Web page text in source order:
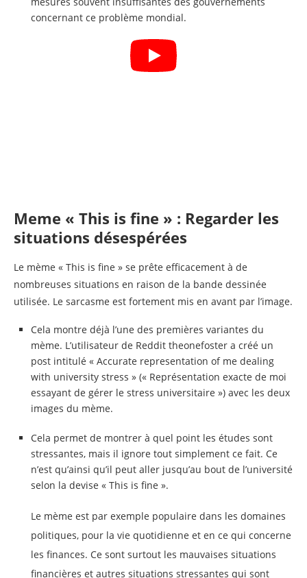
concernant ce problème mondial.
Meme « This is fine » : Regarder les
situations désespérées
Le mème « This is fine » se prête efficacement à de
nombreuses situations en raison de la bande dessinée
utilisée. Le sarcasme est fortement mis en avant par l’image.
Cela montre déjà l’une des premières variantes du
mème. L’utilisateur de Reddit theonefoster a créé un
post intitulé « Accurate representation of me dealing
with university stress » (« Représentation exacte de moi
essayant de gérer le stress universitaire ») avec les deux
images du mème.
Cela permet de montrer à quel point les études sont
stressantes, mais il ignore tout simplement ce fait. Ce
n’est qu’ainsi qu’il peut aller jusqu’au bout de l’université
selon la devise « This is fine ».
Le mème est par exemple populaire dans les domaines
politiques, pour la vie quotidienne et en ce qui concerne
les finances. Ce sont surtout les mauvaises situations
financières et autres situations stressantes qui sont